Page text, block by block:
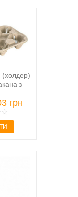
(холдер)
з
Укр
грн